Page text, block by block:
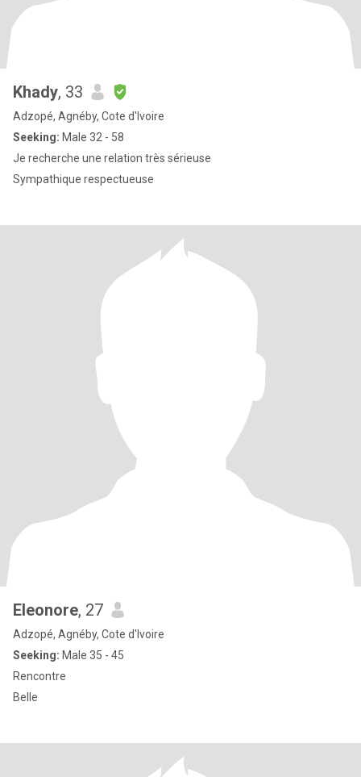
Khady, 33
Adzopé, Agnéby, Cote d'Ivoire
Seeking: Male 32 - 58
Je recherche une relation très sérieuse
Sympathique respectueuse
Eleonore, 27
Adzopé, Agnéby, Cote d'Ivoire
Seeking: Male 35 - 45
Rencontre
Belle